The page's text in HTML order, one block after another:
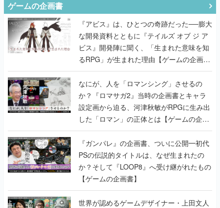
ゲームの企画書
『アビス』は、ひとつの奇跡だった──膨大
な開発資料とともに『テイルズ オブ ジ ア
ビス』開発陣に聞く、「生まれた意味を知
るRPG」が生まれた理由【ゲームの企画
書】
なにが、人を「ロマンシング」させるの
か？『ロマサガ2』当時の企画書とキャラ
設定画から迫る、河津秋敏がRPGに生み出
した「ロマン」の正体とは【ゲームの企画
書】
『ガンパレ』の企画書、ついに公開━初代
PSの伝説的タイトルは、なぜ生まれたの
か？そして『LOOP8』へ受け継がれたもの
【ゲームの企画書】
世界が認めるゲームデザイナー・上田文人